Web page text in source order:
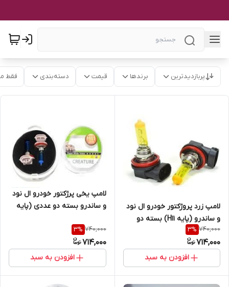
پربازدیدترین برندها قیمت دسته‌بندی فقط
لامپ زرد پروژکتور خودرو ال نود
و ساندرو (پایه H11) بسته دو
عددی
740,000
3%
714,000
افزودن به سبد
لامپ یخی پرژکتور خودرو ال نود
و ساندرو بسته دو عددی (پایه
740,000
3%
714,000
افزودن به سبد